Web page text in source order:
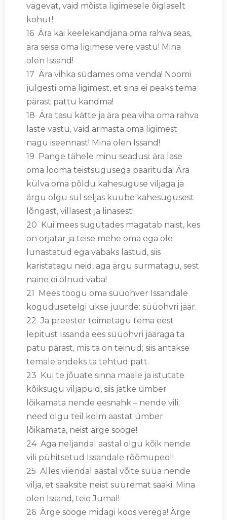
vägevat, vaid mõista ligimesele õiglaselt
kohut!
16 Ära käi keelekandjana oma rahva seas,
ära seisa oma ligimese vere vastu! Mina
olen Issand!
17 Ära vihka südames oma venda! Noomi
julgesti oma ligimest, et sina ei peaks tema
pärast pattu kandma!
18 Ära tasu kätte ja ära pea viha oma rahva
laste vastu, vaid armasta oma ligimest
nagu iseennast! Mina olen Issand!
19 Pange tähele minu seadusi: ära lase
oma looma teistsugusega paarituda! Ära
külva oma põldu kahesuguse viljaga ja
ärgu olgu sul seljas kuube kahesugusest
lõngast, villasest ja linasest!
20 Kui mees sugutades magatab naist, kes
on orjatar ja teise mehe oma ega ole
lunastatud ega vabaks lastud, siis
karistatagu neid, aga ärgu surmatagu, sest
naine ei olnud vaba!
21 Mees toogu oma süüohver Issandale
kogudusetelgi ukse juurde: süüohvri jäär.
22 Ja preester toimetagu tema eest
lepitust Issanda ees süüohvri jääraga ta
patu pärast, mis ta on teinud; siis antakse
temale andeks ta tehtud patt.
23 Kui te jõuate sinna maale ja istutate
kõiksugu viljapuid, siis jätke ümber
lõikamata nende eesnahk – nende vili;
need olgu teil kolm aastat ümber
lõikamata, neist ärge sööge!
24 Aga neljandal aastal olgu kõik nende
vili pühitsetud Issandale rõõmupeol!
25 Alles viiendal aastal võite süüa nende
vilja, et saaksite neist suuremat saaki. Mina
olen Issand, teie Jumal!
26 Ärge sööge midagi koos verega! Ärge